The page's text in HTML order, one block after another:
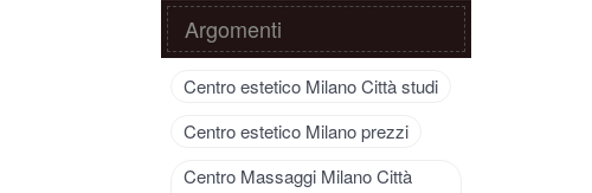
Argomenti
Centro estetico Milano Città studi
Centro estetico Milano prezzi
Centro Massaggi Milano Città